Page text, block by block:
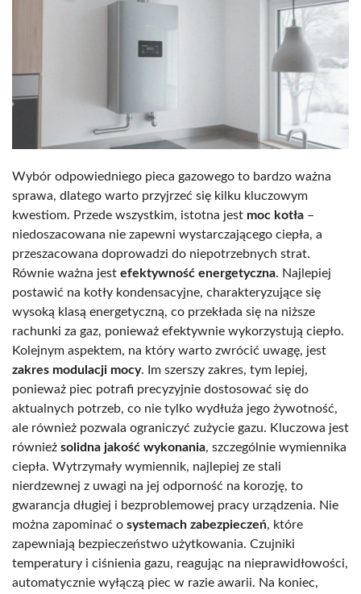
Wybór odpowiedniego pieca gazowego to bardzo ważna
sprawa, dlatego warto przyjrzeć się kilku kluczowym
kwestiom. Przede wszystkim, istotna jest moc kotła –
niedoszacowana nie zapewni wystarczającego ciepła, a
przeszacowana doprowadzi do niepotrzebnych strat.
Równie ważna jest efektywność energetyczna. Najlepiej
postawić na kotły kondensacyjne, charakteryzujące się
wysoką klasą energetyczną, co przekłada się na niższe
rachunki za gaz, ponieważ efektywnie wykorzystują ciepło.
Kolejnym aspektem, na który warto zwrócić uwagę, jest
zakres modulacji mocy. Im szerszy zakres, tym lepiej,
ponieważ piec potrafi precyzyjnie dostosować się do
aktualnych potrzeb, co nie tylko wydłuża jego żywotność,
ale również pozwala ograniczyć zużycie gazu. Kluczowa jest
również solidna jakość wykonania, szczególnie wymiennika
ciepła. Wytrzymały wymiennik, najlepiej ze stali
nierdzewnej z uwagi na jej odporność na korozję, to
gwarancja długiej i bezproblemowej pracy urządzenia. Nie
można zapominać o systemach zabezpieczeń, które
zapewniają bezpieczeństwo użytkowania. Czujniki
temperatury i ciśnienia gazu, reagując na nieprawidłowości,
automatycznie wyłączą piec w razie awarii. Na koniec,